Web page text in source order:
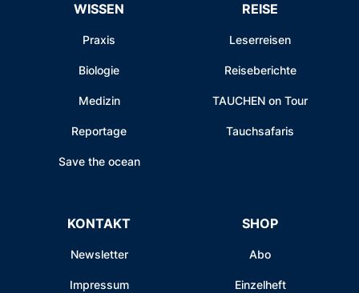
WISSEN
Praxis
Biologie
Medizin
Reportage
Save the ocean
REISE
Leserreisen
Reiseberichte
TAUCHEN on Tour
Tauchsafaris
KONTAKT
Newsletter
Impressum
SHOP
Abo
Einzelheft